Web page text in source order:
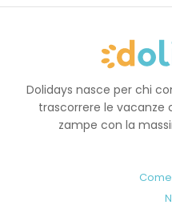
Dolidays nasce per chi
trascorrere le vacanze
zampe con la